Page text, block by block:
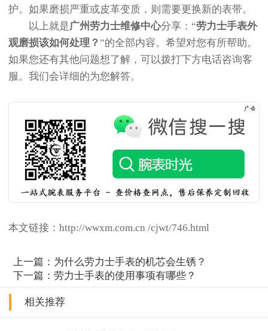
护。如果磨损严重或皮革变质，则需要更换新的表带。
以上就是广州劳力士维修中心分享：“劳力士手表外
观磨损该如何处理？ ”的全部内容。希望对您有所帮助。
如果您还有其他问题想了解，可以拨打下方电话咨询客
服。我们会详细的为您解答。
本文链接：http://wwxm.com.cn /cjwt/746.html
上一篇： 为什么劳力士手表的机芯会生锈？
下一篇：劳力士手表的使用事项有哪些？
相关推荐